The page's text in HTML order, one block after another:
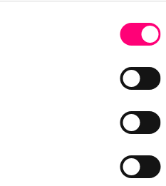
sans jamais
de vos
LES
BUDGET IT
valider une idée
le sur-mesure